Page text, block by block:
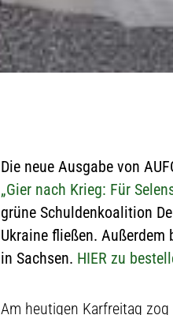
Die neue Ausgabe von
„Gier nach Krieg: Für
grüne Schuldenkoalition
Ukraine fließen. Außerdem
in Sachsen. HIER zu
Am heutigen Karfreitag